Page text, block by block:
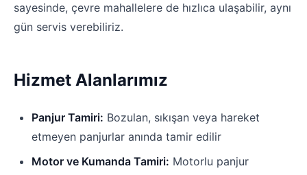
sayesinde, çevre mahallelere de hızlıca ulaşabilir, aynı
gün servis verebiliriz.
Hizmet Alanlarımız
Panjur Tamiri: Bozulan, sıkışan veya hareket
etmeyen panjurlar anında tamir edilir
Motor ve Kumanda Tamiri: Motorlu panjur